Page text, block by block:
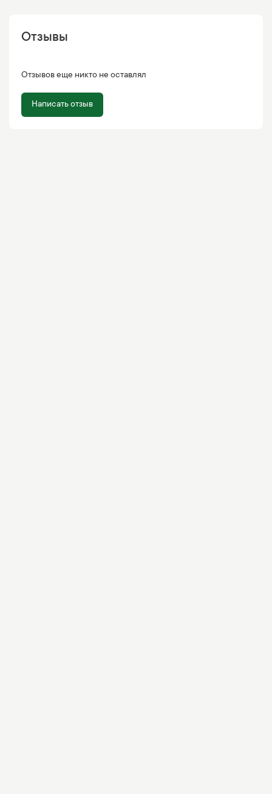
Отзывы
Отзывов еще никто не оставлял
Написать отзыв